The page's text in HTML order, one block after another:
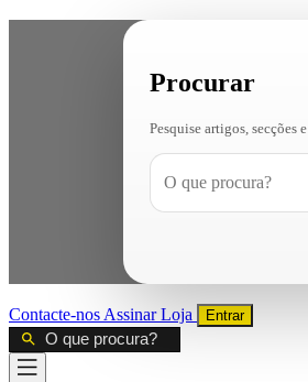
Procurar
Pesquise artigos, secções
Contacte-nos AssinarLoja Entrar